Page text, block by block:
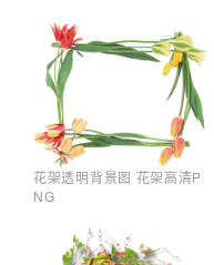
花架透明背景图 花架高清P
NG